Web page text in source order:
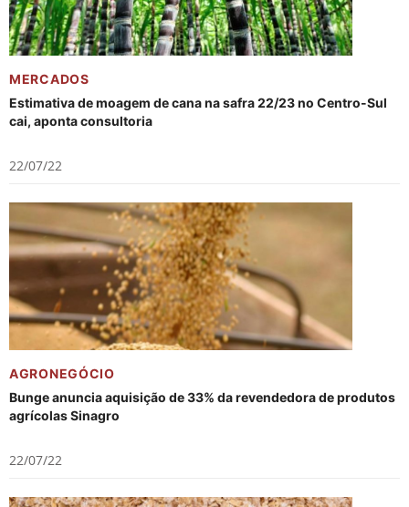
MERCADOS
Estimativa de moagem de cana na safra 22/23 no Centro-Sul
cai, aponta consultoria
22/07/22
AGRONEGÓCIO
Bunge anuncia aquisição de 33% da revendedora de produtos
agrícolas Sinagro
22/07/22